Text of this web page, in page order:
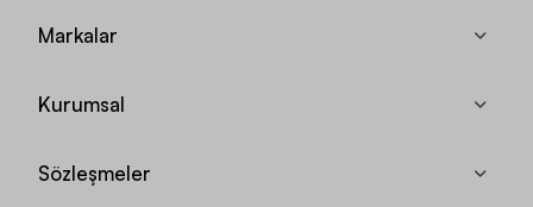
Markalar
Kurumsal
Sözleşmeler